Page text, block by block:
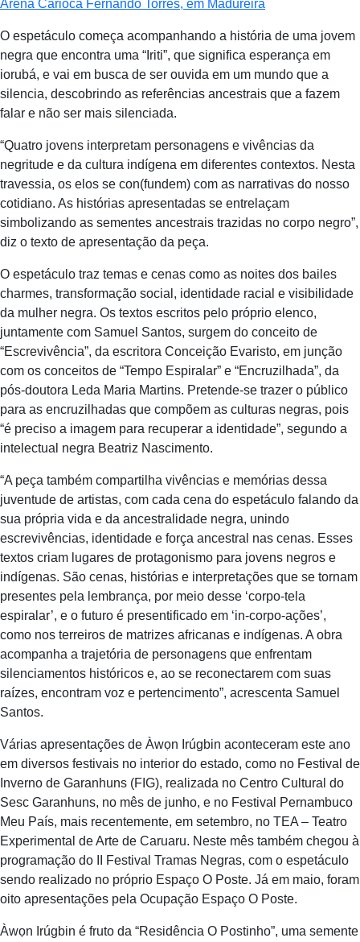
Arena Carioca Fernando Torres, em Madureira
O espetáculo começa acompanhando a história de uma jovem
negra que encontra uma “Iriti”, que significa esperança em
iorubá, e vai em busca de ser ouvida em um mundo que a
silencia, descobrindo as referências ancestrais que a fazem
falar e não ser mais silenciada.
“Quatro jovens interpretam personagens e vivências da
negritude e da cultura indígena em diferentes contextos. Nesta
travessia, os elos se con(fundem) com as narrativas do nosso
cotidiano. As histórias apresentadas se entrelaçam
simbolizando as sementes ancestrais trazidas no corpo negro”,
diz o texto de apresentação da peça.
O espetáculo traz temas e cenas como as noites dos bailes
charmes, transformação social, identidade racial e visibilidade
da mulher negra. Os textos escritos pelo próprio elenco,
juntamente com Samuel Santos, surgem do conceito de
“Escrevivência”, da escritora Conceição Evaristo, em junção
com os conceitos de “Tempo Espiralar” e “Encruzilhada”, da
pós-doutora Leda Maria Martins. Pretende-se trazer o público
para as encruzilhadas que compõem as culturas negras, pois
“é preciso a imagem para recuperar a identidade”, segundo a
intelectual negra Beatriz Nascimento.
“A peça também compartilha vivências e memórias dessa
juventude de artistas, com cada cena do espetáculo falando da
sua própria vida e da ancestralidade negra, unindo
escrevivências, identidade e força ancestral nas cenas. Esses
textos criam lugares de protagonismo para jovens negros e
indígenas. São cenas, histórias e interpretações que se tornam
presentes pela lembrança, por meio desse ‘corpo-tela
espiralar’, e o futuro é presentificado em ‘in-corpo-ações’,
como nos terreiros de matrizes africanas e indígenas. A obra
acompanha a trajetória de personagens que enfrentam
silenciamentos históricos e, ao se reconectarem com suas
raízes, encontram voz e pertencimento”, acrescenta Samuel
Santos.
Várias apresentações de Àwọn Irúgbin aconteceram este ano
em diversos festivais no interior do estado, como no Festival de
Inverno de Garanhuns (FIG), realizada no Centro Cultural do
Sesc Garanhuns, no mês de junho, e no Festival Pernambuco
Meu País, mais recentemente, em setembro, no TEA – Teatro
Experimental de Arte de Caruaru. Neste mês também chegou à
programação do II Festival Tramas Negras, com o espetáculo
sendo realizado no próprio Espaço O Poste. Já em maio, foram
oito apresentações pela Ocupação Espaço O Poste.
Àwọn Irúgbin é fruto da “Residência O Postinho”, uma semente